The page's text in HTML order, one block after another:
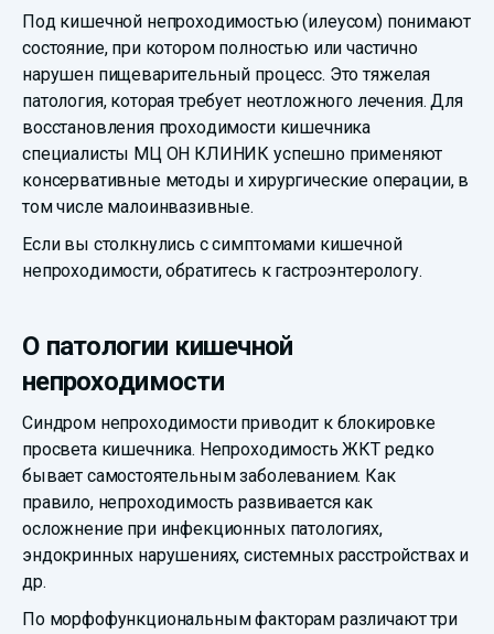
Под кишечной непроходимостью (илеусом) понимают
состояние, при котором полностью или частично
нарушен пищеварительный процесс. Это тяжелая
патология, которая требует неотложного лечения. Для
восстановления проходимости кишечника
специалисты МЦ ОН КЛИНИК успешно применяют
консервативные методы и хирургические операции, в
том числе малоинвазивные.
Если вы столкнулись с симптомами кишечной
непроходимости, обратитесь к гастроэнтерологу.
О патологии кишечной
непроходимости
Синдром непроходимости приводит к блокировке
просвета кишечника. Непроходимость ЖКТ редко
бывает самостоятельным заболеванием. Как
правило, непроходимость развивается как
осложнение при инфекционных патологиях,
эндокринных нарушениях, системных расстройствах и
др.
По морфофункциональным факторам различают три